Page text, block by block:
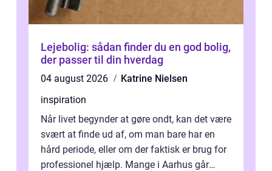
Lejebolig: sådan finder du en god bolig,
der passer til din hverdag
04 august 2026
Katrine Nielsen
inspiration
Når livet begynder at gøre ondt, kan det være
svært at finde ud af, om man bare har en
hård periode, eller om der faktisk er brug for
professionel hjælp. Mange i Aarhus går